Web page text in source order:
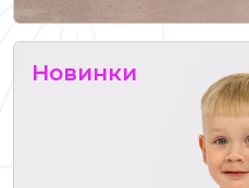
Новинки